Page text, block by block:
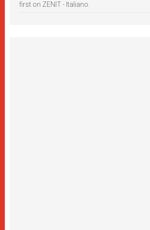
first on ZENIT - Italiano.